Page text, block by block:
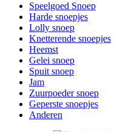
Speelgoed Snoep
Harde snoepjes
Lolly snoep
Knetterende snoepjes
Heemst
Gelei snoep
Spuit snoep
Jam
Zuurpoeder snoep
Geperste snoepjes
Anderen